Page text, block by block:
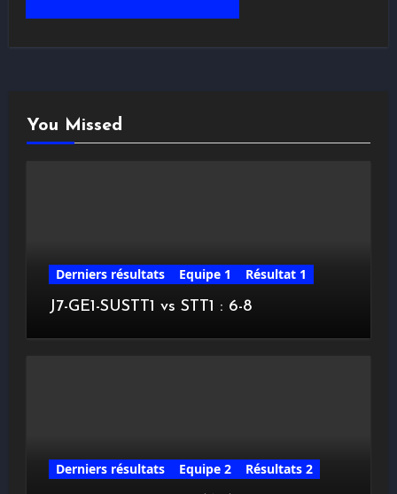
You Missed
Derniers résultats Equipe 1
Résultat 1
J7-GE1-SUSTT1 vs STT1 : 6-8
Derniers résultats Equipe 2
Résultats 2